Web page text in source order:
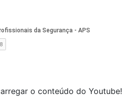
o conteúdo do Youtube!